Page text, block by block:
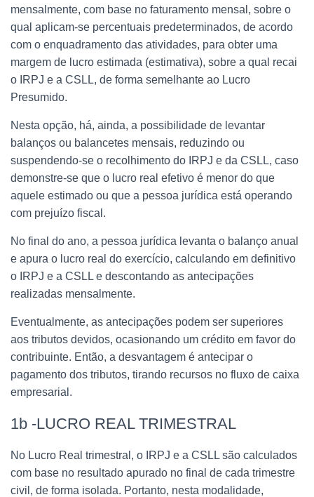
mensalmente, com base no faturamento mensal, sobre o
qual aplicam-se percentuais predeterminados, de acordo
com o enquadramento das atividades, para obter uma
margem de lucro estimada (estimativa), sobre a qual recai
o IRPJ e a CSLL, de forma semelhante ao Lucro
Presumido.
Nesta opção, há, ainda, a possibilidade de levantar
balanços ou balancetes mensais, reduzindo ou
suspendendo-se o recolhimento do IRPJ e da CSLL, caso
demonstre-se que o lucro real efetivo é menor do que
aquele estimado ou que a pessoa jurídica está operando
com prejuízo fiscal.
No final do ano, a pessoa jurídica levanta o balanço anual
e apura o lucro real do exercício, calculando em definitivo
o IRPJ e a CSLL e descontando as antecipações
realizadas mensalmente.
Eventualmente, as antecipações podem ser superiores
aos tributos devidos, ocasionando um crédito em favor do
contribuinte. Então, a desvantagem é antecipar o
pagamento dos tributos, tirando recursos no fluxo de caixa
empresarial.
1b -LUCRO REAL TRIMESTRAL
No Lucro Real trimestral, o IRPJ e a CSLL são calculados
com base no resultado apurado no final de cada trimestre
civil, de forma isolada. Portanto, nesta modalidade,